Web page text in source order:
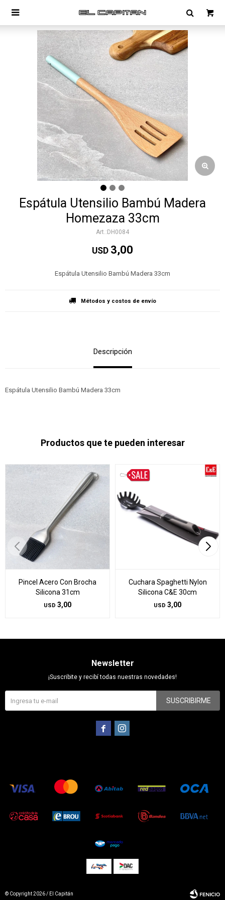

Espátula Utensilio Bambú Madera
Homezaza 33cm
DH0084
USD 3,00
Espátula Utensilio Bambú Madera 33cm
Métodos y costos de envío
Descripción
Espátula Utensilio Bambú Madera 33cm
Productos que te pueden interesar
Pincel Acero Con Brocha
Silicona 31cm
USD 3,00
Cuchara Spaghetti Nylon
Silicona C&E 30cm
USD 3,00
Newsletter
¡Suscribite y recibí todas nuestras novedades!
SUSCRIBIRME
 
© Copyright 2026 / El Capitán